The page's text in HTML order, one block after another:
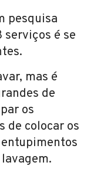
pesquisa
é se
mas é
de
os
de colocar os